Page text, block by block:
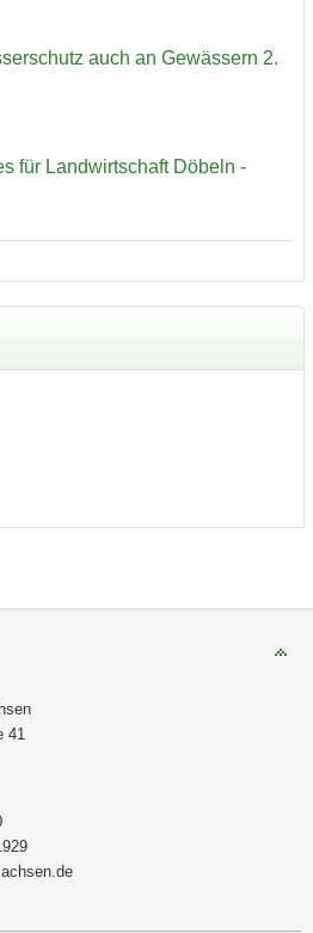
auch an Ge­wäs­sern 2.
für Land­wirt­schaft Dö­beln -
41